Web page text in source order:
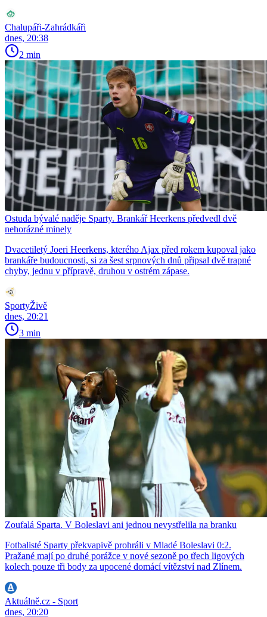
Chalupáři-Zahrádkáři
dnes, 20:38
2 min
Ostuda bývalé naděje Sparty. Brankář Heerkens předvedl dvě
nehorázné minely
Dvacetiletý Joeri Heerkens, kterého Ajax před rokem kupoval jako
brankáře budoucnosti, si za šest srpnových dnů připsal dvě trapné
chyby, jednu v přípravě, druhou v ostrém zápase.
SportyŽivě
dnes, 20:21
3 min
Zoufalá Sparta. V Boleslavi ani jednou nevystřelila na branku
Fotbalisté Sparty překvapivě prohráli v Mladé Boleslavi 0:2.
Pražané mají po druhé porážce v nové sezoně po třech ligových
kolech pouze tři body za upocené domácí vítězství nad Zlínem.
Aktuálně.cz - Sport
dnes, 20:20